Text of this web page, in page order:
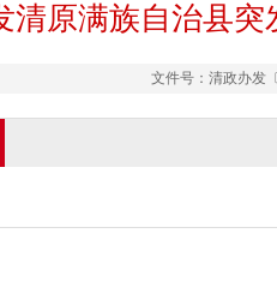
清原满族自治县
文件号：清政办发